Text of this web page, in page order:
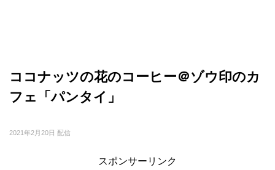
ココナッツの花のコーヒー＠ゾウ印のカ
フェ「パンタイ」
2021年2月20日 配信
スポンサーリンク